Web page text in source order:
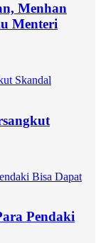
Menhan
Menteri
Pendaki